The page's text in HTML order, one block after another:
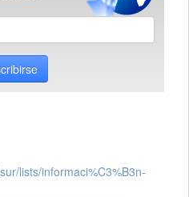
lists/informaci%C3%B3n-